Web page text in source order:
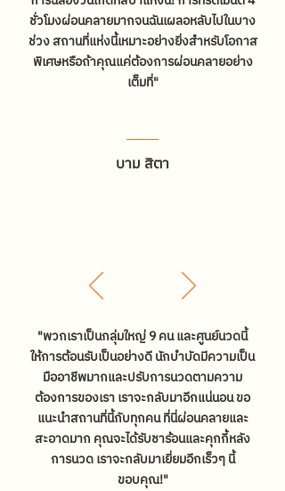
ชั่วโมงผ่อนคลายมากจนฉันเผลอหลับไปในบาง
ช่วง สถานที่แห่งนี้เหมาะอย่างยิ่งสำหรับโอกาส
พิเศษหรือถ้าคุณแค่ต้องการผ่อนคลายอย่าง
เต็มที่"
บาม สิตา
"พวกเราเป็นกลุ่มใหญ่ 9 คน และศูนย์นวดนี้
ให้การต้อนรับเป็นอย่างดี นักบำบัดมีความเป็น
มืออาชีพมากและปรับการนวดตามความ
ต้องการของเรา เราจะกลับมาอีกแน่นอน ขอ
แนะนำสถานที่นี้กับทุกคน ที่นี่ผ่อนคลายและ
สะอาดมาก คุณจะได้รับชาร้อนและคุกกี้หลัง
การนวด เราจะกลับมาเยี่ยมอีกเร็วๆ นี้
ขอบคุณ!"